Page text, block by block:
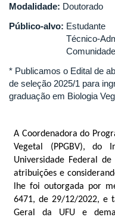
Modalidade: Doutorado
Público-alvo: Estudante
Técnico-
* Publicamos o Edital de
de seleção 2025/1 para
graduação em Biologia
A Coordenadora do
Vegetal (PPGBV), do
Universidade Federal
atribuições e
lhe foi outorgada por
6471, de 29/12/2022, e
Geral da UFU e